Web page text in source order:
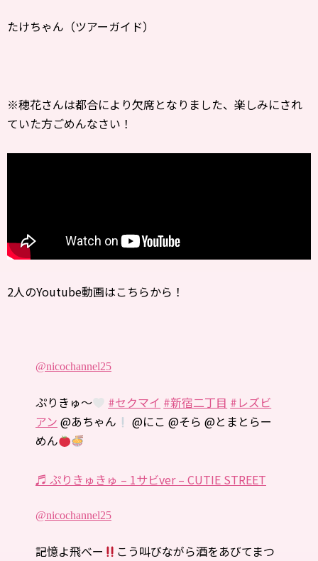
たけちゃん（ツアーガイド）
※穂花さんは都合により欠席となりました、楽しみにされ
ていた方ごめんなさい！
2人のYoutube動画はこちらから！
@nicochannel25
ぷりきゅ〜 #セクマイ #新宿二丁目 #レズビ
アン @あちゃん
@にこ @そら @とまとらー
めん
♬ ぷりきゅきゅ – 1サビver – CUTIE STREET
@nicochannel25
記憶よ飛べー
こう叫びながら酒をあびてまつ︎